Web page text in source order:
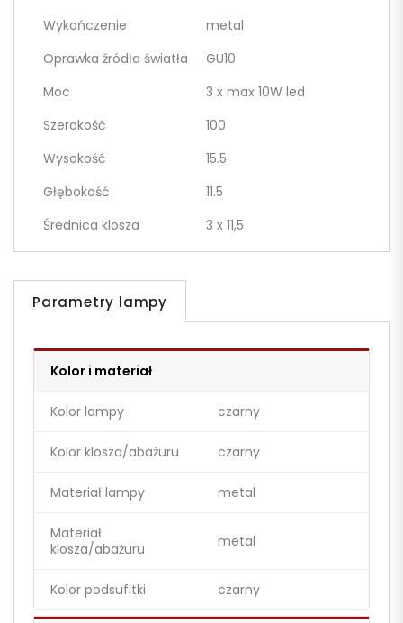
Wykończenie
metal
Oprawka źródła światła
GU10
Moc
3 x max 10W led
Szerokość
100
Wysokość
15.5
Głębokość
11.5
Średnica klosza
3 x 11,5
Parametry lampy
Kolor i materiał
Kolor lampy czarny
Kolor klosza/abażuru czarny
Materiał lampy metal
Materiał
klosza/abażuru
metal
Kolor podsufitki czarny